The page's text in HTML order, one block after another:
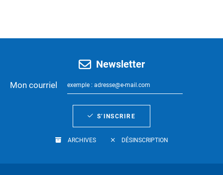
Newsletter
Mon courriel
S’INSCRIRE
ARCHIVES DÉSINSCRIPTION